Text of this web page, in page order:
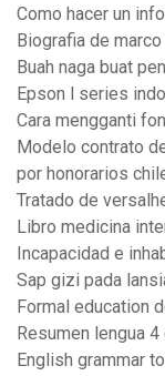
Como hacer un
Biografia de
Buah naga buat
Epson l series
Cara mengganti
Modelo contrato
por honorarios
Tratado de
Libro medicina
Incapacidad e
Sap gizi pada
Formal education
Resumen lengua
English grammar